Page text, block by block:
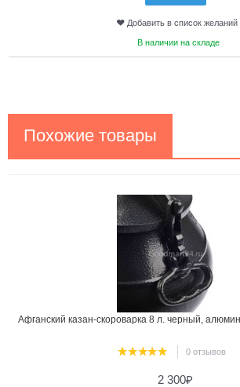
Добавить в список желаний
В наличии на складе
Похожие товары
Афганский казан-скороварка 8 л. черный,
0 отзывов
2 300₽